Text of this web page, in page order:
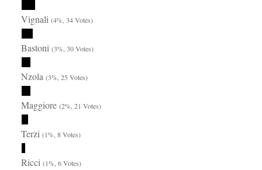
Vignali(4%, 34 Votes)
Bastoni(3%, 30 Votes)
Nzola(3%, 25 Votes)
Maggiore(2%, 21 Votes)
Terzi(1%, 8 Votes)
Ricci(1%, 6 Votes)